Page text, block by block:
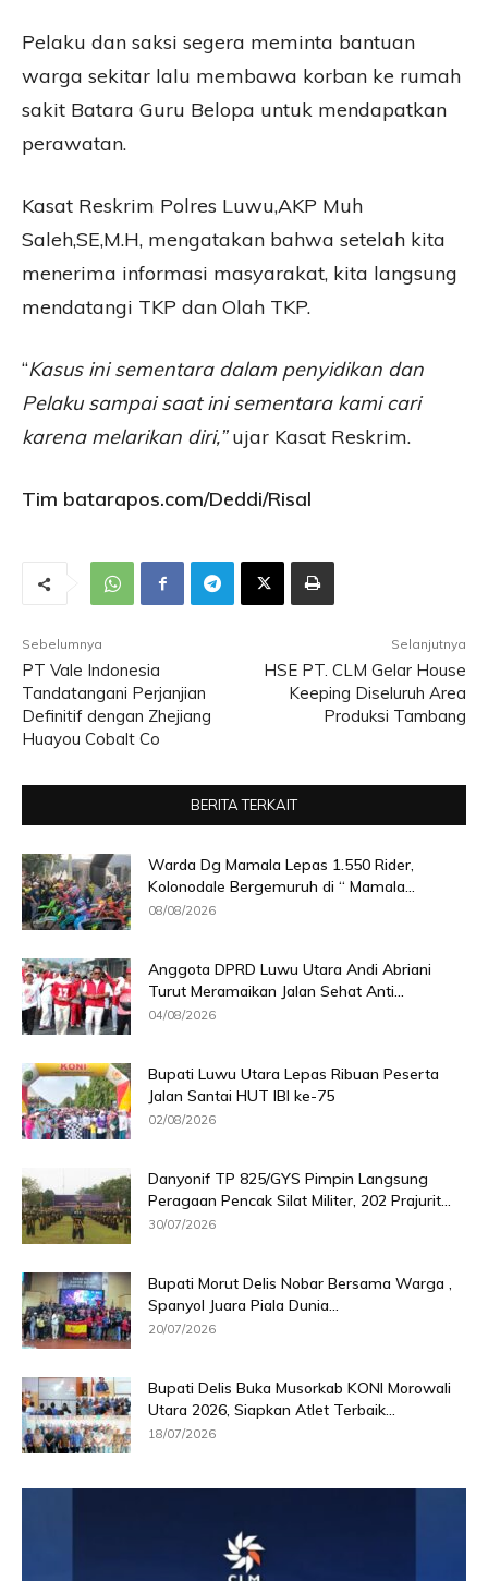
Pelaku dan saksi segera meminta bantuan
warga sekitar lalu membawa korban ke rumah
sakit Batara Guru Belopa untuk mendapatkan
perawatan.
Kasat Reskrim Polres Luwu,AKP Muh
Saleh,SE,M.H, mengatakan bahwa setelah kita
menerima informasi masyarakat, kita langsung
mendatangi TKP dan Olah TKP.
“Kasus ini sementara dalam penyidikan dan
Pelaku sampai saat ini sementara kami cari
karena melarikan diri,”ujar Kasat Reskrim.
Tim batarapos.com/Deddi/Risal
Sebelumnya
PT Vale Indonesia
Tandatangani Perjanjian
Definitif dengan Zhejiang
Huayou Cobalt Co
Selanjutnya
HSE PT. CLM Gelar House
Keeping Diseluruh Area
Produksi Tambang
BERITA TERKAIT
Warda Dg Mamala Lepas 1.550 Rider,
Kolonodale Bergemuruh di “ Mamala...
08/08/2026
Anggota DPRD Luwu Utara Andi Abriani
Turut Meramaikan Jalan Sehat Anti...
04/08/2026
Bupati Luwu Utara Lepas Ribuan Peserta
Jalan Santai HUT IBI ke-75
02/08/2026
Danyonif TP 825/GYS Pimpin Langsung
Peragaan Pencak Silat Militer, 202 Prajurit...
30/07/2026
Bupati Morut Delis Nobar Bersama Warga ,
Spanyol Juara Piala Dunia...
20/07/2026
Bupati Delis Buka Musorkab KONI Morowali
Utara 2026, Siapkan Atlet Terbaik...
18/07/2026